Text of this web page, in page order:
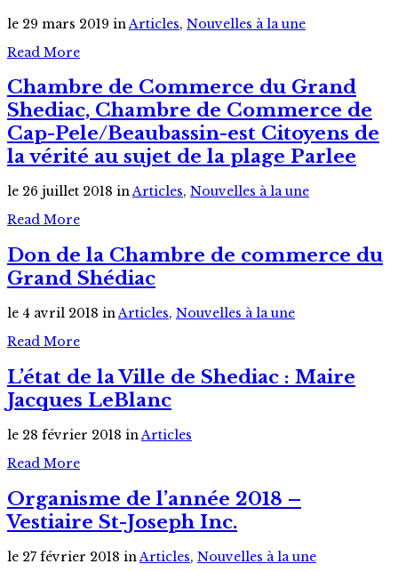
le 29 mars 2019 inArticles, Nouvelles à la une
Read More
Chambre de Commerce du Grand
Shediac, Chambre de Commerce de
Cap-Pele/Beaubassin-est Citoyens de
la vérité au sujet de la plage Parlee
le 26 juillet 2018 inArticles, Nouvelles à la une
Read More
Don de la Chambre de commerce du
Grand Shédiac
le 4 avril 2018 inArticles, Nouvelles à la une
Read More
L’état de la Ville de Shediac : Maire
Jacques LeBlanc
le 28 février 2018 inArticles
Read More
Organisme de l’année 2018 –
Vestiaire St-Joseph Inc.
le 27 février 2018 inArticles, Nouvelles à la une